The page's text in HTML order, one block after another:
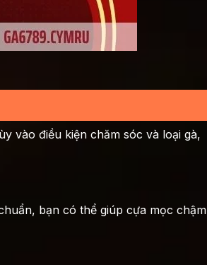
vào điều kiện chăm sóc và loại gà,
bạn có thể giúp cựa mọc chậm